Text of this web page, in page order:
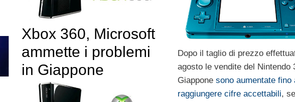
Dopo il taglio di prezzo
agosto le vendite del Nintendo
Giappone sono aumentate fino
raggiungere cifre accettabili,
Xbox 360, Microsoft
ammette i problemi
in Giappone